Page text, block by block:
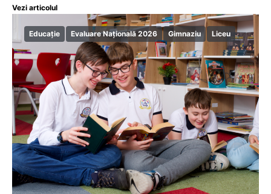
Vezi articolul
Educație Evaluare Națională 2026 Gimnaziu Liceu